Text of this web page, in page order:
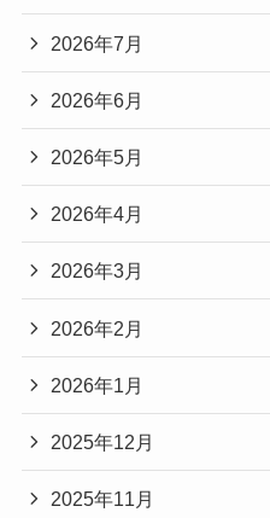
2026年7月
2026年6月
2026年5月
2026年4月
2026年3月
2026年2月
2026年1月
2025年12月
2025年11月